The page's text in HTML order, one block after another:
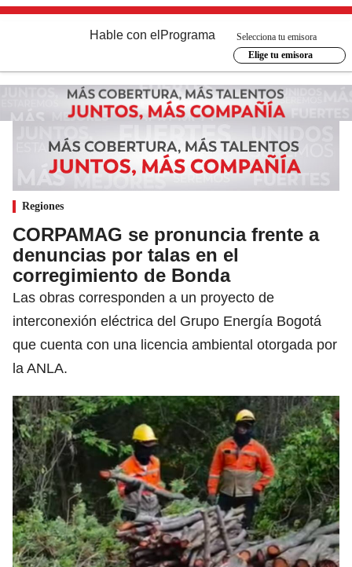
Hable con el Programa
Selecciona tu emisora
Elige tu emisora
Regiones
CORPAMAG se pronuncia frente a
denuncias por talas en el
corregimiento de Bonda
Las obras corresponden a un proyecto de
interconexión eléctrica del Grupo Energía Bogotá
que cuenta con una licencia ambiental otorgada por
la ANLA.